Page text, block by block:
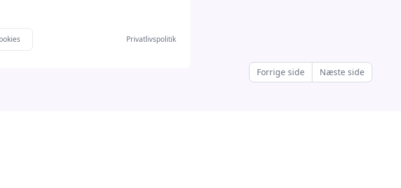
375 kr.
Forrige side Næste side
Privatlivspolitik